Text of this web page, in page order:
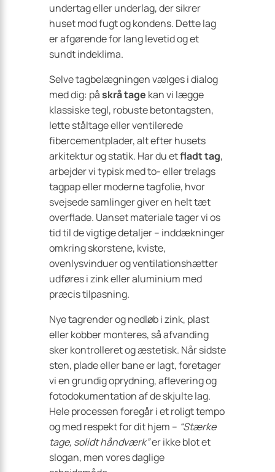
undertag eller underlag, der sikrer
huset mod fugt og kondens. Dette lag
er afgørende for lang levetid og et
sundt indeklima.
Selve tagbelægningen vælges i dialog
med dig: påskrå tage kan vi lægge
klassiske tegl, robuste betontagsten,
lette ståltage eller ventilerede
fibercementplader, alt efter husets
arkitektur og statik. Har du etfladt tag,
arbejder vi typisk med to- eller trelags
tagpap eller moderne tagfolie, hvor
svejsede samlinger giver en helt tæt
overflade. Uanset materiale tager vi os
tid til de vigtige detaljer – inddækninger
omkring skorstene, kviste,
ovenlysvinduer og ventilationshætter
udføres i zink eller aluminium med
præcis tilpasning.
Nye tagrender og nedløb i zink, plast
eller kobber monteres, så afvanding
sker kontrolleret og æstetisk. Når sidste
sten, plade eller bane er lagt, foretager
vi en grundig oprydning, aflevering og
fotodokumentation af de skjulte lag.
Hele processen foregår i et roligt tempo
og med respekt for dit hjem – “Stærke
tage, solidt håndværk”er ikke blot et
slogan, men vores daglige